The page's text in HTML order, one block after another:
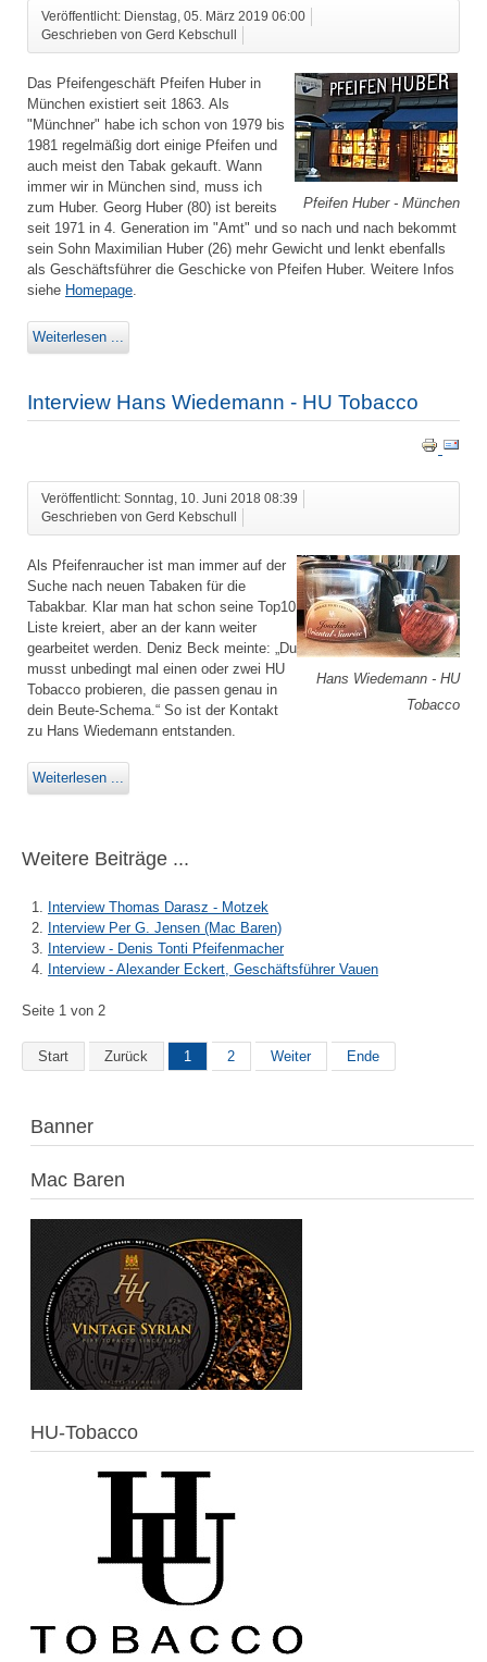
Veröffentlicht: Dienstag, 05. März 2019 06:00
Geschrieben von Gerd Kebschull
Pfeifen Huber - München
Das Pfeifengeschäft Pfeifen Huber in
München existiert seit 1863. Als
"Münchner" habe ich schon von 1979 bis
1981 regelmäßig dort einige Pfeifen und
auch meist den Tabak gekauft. Wann
immer wir in München sind, muss ich
zum Huber. Georg Huber (80) ist bereits
seit 1971 in 4. Generation im "Amt" und so nach und nach bekommt
sein Sohn Maximilian Huber (26) mehr Gewicht und lenkt ebenfalls
als Geschäftsführer die Geschicke von Pfeifen Huber. Weitere Infos
siehe Homepage
Weiterlesen ...
Interview Hans Wiedemann - HU Tobacco
Veröffentlicht: Sonntag, 10. Juni 2018 08:39
Geschrieben von Gerd Kebschull
Hans Wiedemann - HU
Tobacco
Als Pfeifenraucher ist man immer auf der
Suche nach neuen Tabaken für die
Tabakbar. Klar man hat schon seine Top10
Liste kreiert, aber an der kann weiter
gearbeitet werden. Deniz Beck meinte: „Du
musst unbedingt mal einen oder zwei HU
Tobacco probieren, die passen genau in
dein Beute-Schema.“ So ist der Kontakt
zu Hans Wiedemann entstanden.
Weiterlesen ...
Weitere Beiträge ...
Interview Thomas Darasz - Motzek
Interview Per G. Jensen (Mac Baren)
Interview - Denis Tonti Pfeifenmacher
Interview - Alexander Eckert, Geschäftsführer Vauen
Seite 1 von 2
Start Zurück 1 2 Weiter Ende
Banner
Mac Baren
HU-Tobacco